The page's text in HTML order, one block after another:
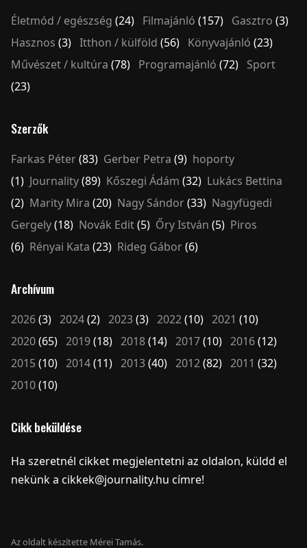
Életmód / egészség (24) Filmajánló (157) Gasztro (3)
Hasznos (3) Itthon / külföld (56) Könyvajánló (23)
Művészet / kultúra (78) Programajánló (72) Sport
(23)
Szerzők
Farkas Péter(83) Gerber Petra (9) hoporty
(1) Journality(89) Kőszegi Ádám (32) Lukács Bettina
(2) Marity Mira (20) Nagy Sándor(33) Nagyfügedi
Gergely(18) Novák Edit(5) Őry István (5) Piros
(6) Rényai Kata (23) Rideg Gábor(6)
Archívum
2026(3) 2024(2) 2023(3) 2022(10) 2021 (10)
2020(65) 2019(18) 2018(14) 2017(10) 2016(12)
2015(10) 2014(11) 2013(40) 2012(82) 2011 (32)
2010(10)
Cikk beküldése
Ha szeretnél cikket megjelentetni az oldalon, küldd el
nekünk a cikkek@journality.hu címre!
Az oldalt készítette Mérei Tamás.